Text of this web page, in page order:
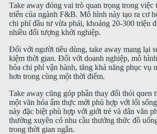
Take away đóng vai trò quan trọng trong việc
triển của ngành F&B. Mô hình này tạo ra cơ
chi phí đầu tư vừa phải, khoảng 20-300 triệu
nhiều đối tượng khởi nghiệp.
Đối với người tiêu dùng, take away mang lại
kiệm thời gian. Đối với doanh nghiệp, mô
hóa chi phí vận hành, tăng khả năng phục vụ
hơn trong cùng một thời điểm.
Take away cũng góp phần thay đổi thói quen
một văn hóa ẩm thực mới phù hợp với lối
này đặc biệt phù hợp với giới trẻ và dân văn
thường xuyên có nhu cầu thưởng thức đồ
trong thời gian ngắn.